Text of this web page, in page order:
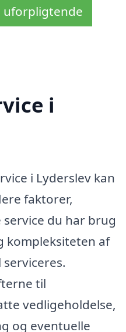
uforpligtende
i
i Lyderslev kan
faktorer,
du har brug
kompleksiteten af
til
vedligeholdelse,
og eventuelle